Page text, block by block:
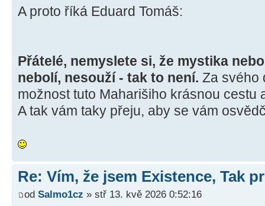
A proto říká Eduard Tomáš:
Přátelé, nemyslete si, že mystika
nebolí, nesouží - tak to není. Za svého
možnost tuto Maharišiho krásnou cestu
A tak vám taky přeju, aby se vám
Re: Vím, že jsem Existence, Tak
od Salmo1cz » stř 13. kvě 2026 0:52:16